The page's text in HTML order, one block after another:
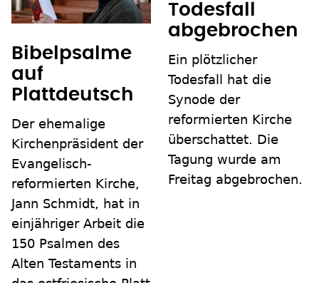
Bibelpsalme
auf
Plattdeutsch
Der ehemalige
Kirchenpräsident der
Evangelisch-
reformierten Kirche,
Jann Schmidt, hat in
einjähriger Arbeit die
150 Psalmen des
Alten Testaments in
Todesfall
abgebrochen
Ein plötzlicher
Todesfall hat die
Synode der
reformierten Kirche
überschattet. Die
Tagung wurde am
Freitag abgebrochen.